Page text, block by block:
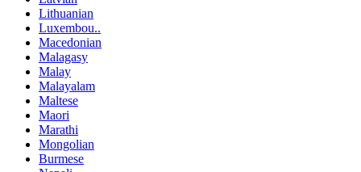
Lithuanian
Luxembou..
Macedonian
Malagasy
Malay
Malayalam
Maltese
Maori
Marathi
Mongolian
Burmese